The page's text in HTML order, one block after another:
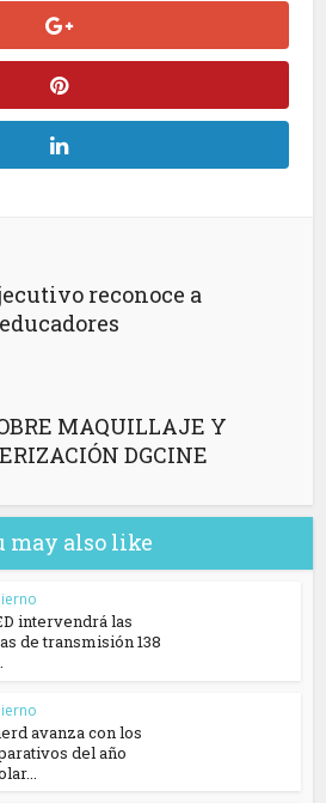
reconoce a
educadores
MAQUILLAJE Y
DGCINE
may also like
intervendrá las
de transmisión 138
avanza con los
del año